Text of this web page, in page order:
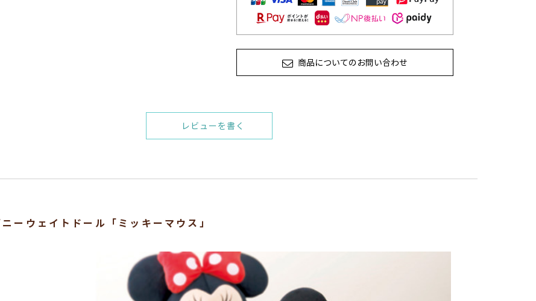
商品についてのお問い合わせ
レビューを書く
ーウェイトドール「ミッキーマウス」